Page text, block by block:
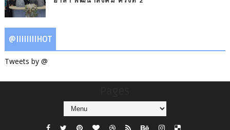
@IIIIIIIIHOT
Tweets by @